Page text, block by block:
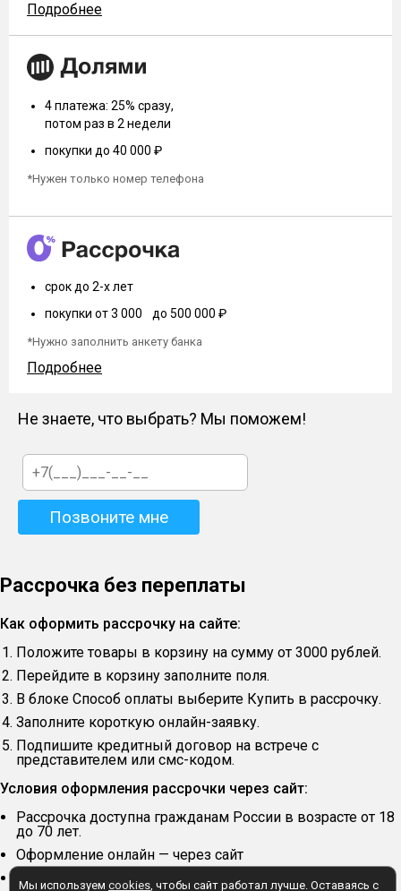
Мы используем cookies, чтобы сайт работал лучше. Оставаясь с
Подробнее
4 платежа: 25% сразу,
потом раз в 2 недели
покупки до 40 000 ₽
*Нужен только номер телефона
срок до 2-х лет
покупки от 3 000 до 500 000 ₽
*Нужно заполнить анкету банка
Подробнее
Не знаете, что выбрать? Мы поможем!
Рассрочка без переплаты
Как оформить рассрочку на сайте:
Положите товары в корзину на сумму от 3000 рублей.
Перейдите в корзину заполните поля.
В блоке Способ оплаты выберите Купить в рассрочку.
Заполните короткую онлайн-заявку.
Подпишите кредитный договор на встрече с
представителем или смс-кодом.
Условия оформления рассрочки через сайт:
Рассрочка доступна гражданам России в возрасте от 18
до 70 лет.
Оформление онлайн — через сайт
Первоначальный взнос — 20% от суммы заказа.